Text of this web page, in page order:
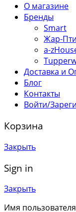
О магазине
Бренды
Smart
Жар-
a-
Доставка и
Блог
Контакты
Войти/
Корзина
Закрыть
Sign in
Закрыть
Имя